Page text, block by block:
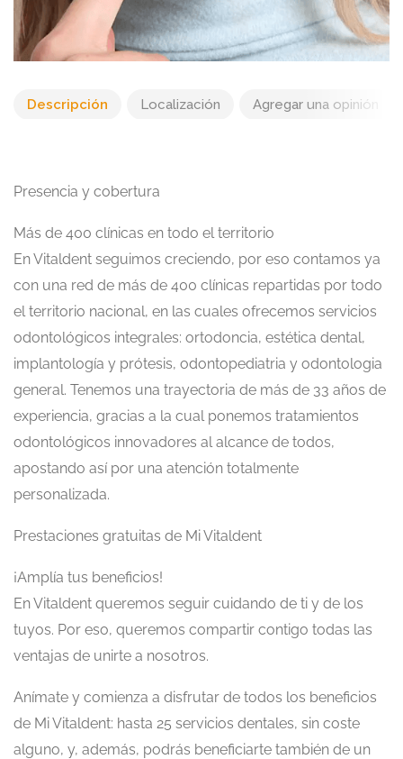
Descripción Localización Agregar una opinión
Presencia y cobertura
Más de 400 clínicas en todo el territorio
En Vitaldent seguimos creciendo, por eso contamos ya
con una red de más de 400 clínicas repartidas por todo
el territorio nacional, en las cuales ofrecemos servicios
odontológicos integrales: ortodoncia, estética dental,
implantología y prótesis, odontopediatria y odontologia
general. Tenemos una trayectoria de más de 33 años de
experiencia, gracias a la cual ponemos tratamientos
odontológicos innovadores al alcance de todos,
apostando así por una atención totalmente
personalizada.
Prestaciones gratuitas de Mi Vitaldent
¡Amplía tus beneficios!
En Vitaldent queremos seguir cuidando de ti y de los
tuyos. Por eso, queremos compartir contigo todas las
ventajas de unirte a nosotros.
Anímate y comienza a disfrutar de todos los beneficios
de Mi Vitaldent: hasta 25 servicios dentales, sin coste
alguno, y, además, podrás beneficiarte también de un